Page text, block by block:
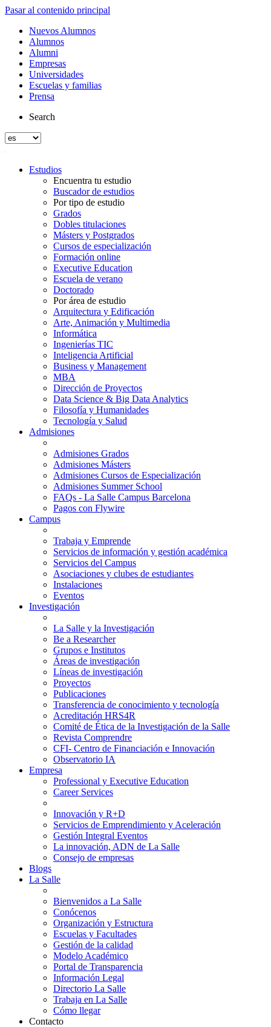
Pasar al contenido principal
Nuevos Alumnos
Alumnos
Alumni
Empresas
Universidades
Escuelas y familias
Prensa
Search
Estudios
Encuentra tu estudio
Buscador de estudios
Por tipo de estudio
Grados
Dobles titulaciones
Másters y Postgrados
Cursos de especialización
Formación online
Executive Education
Escuela de verano
Doctorado
Por área de estudio
Arquitectura y Edificación
Arte, Animación y Multimedia
Informática
Ingenierías TIC
Inteligencia Artificial
Business y Management
MBA
Dirección de Proyectos
Data Science & Big Data Analytics
Filosofía y Humanidades
Tecnología y Salud
Admisiones
Admisiones Grados
Admisiones Másters
Admisiones Cursos de Especialización
Admisiones Summer School
FAQs - La Salle Campus Barcelona
Pagos con Flywire
Campus
Trabaja y Emprende
Servicios de información y gestión académica
Servicios del Campus
Asociaciones y clubes de estudiantes
Instalaciones
Eventos
Investigación
La Salle y la Investigación
Be a Researcher
Grupos e Institutos
Áreas de investigación
Líneas de investigación
Proyectos
Publicaciones
Transferencia de conocimiento y tecnología
Acreditación HRS4R
Comité de Ética de la Investigación de la Salle
Revista Comprendre
CFI- Centro de Financiación e Innovación
Observatorio IA
Empresa
Professional y Executive Education
Career Services
Innovación y R+D
Servicios de Emprendimiento y Aceleración
Gestión Integral Eventos
La innovación, ADN de La Salle
Consejo de empresas
Blogs
La Salle
Bienvenidos a La Salle
Conócenos
Organización y Estructura
Escuelas y Facultades
Gestión de la calidad
Modelo Académico
Portal de Transparencia
Información Legal
Directorio La Salle
Trabaja en La Salle
Cómo llegar
Contacto